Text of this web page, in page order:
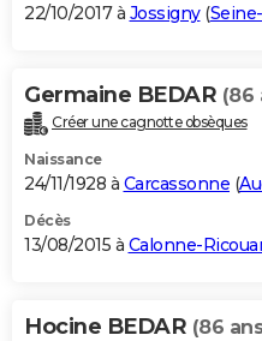
22/10/2017 à Jossigny(
Germaine BEDAR (86
Créer une cagnotte obsèques
Naissance
24/11/1928 à Carcassonne (
Décès
13/08/2015 à Calonne-
Hocine BEDAR (86